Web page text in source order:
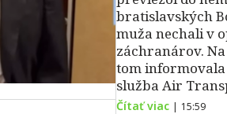
bratislavských
muža nechali v
záchranárov.
tom
služba Air
Čítať viac | 15:59